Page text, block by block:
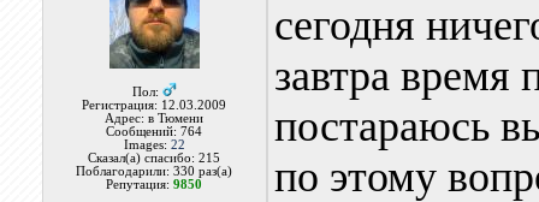
Пол:
Регистрация: 12.03.2009
Адрес: в Тюмени
Сообщений: 764
Images: 22
Сказал(а) спасибо: 215
Поблагодарили: 330 раз(а)
Репутация:9850
сегодня
завтра время
постараюсь
по этому